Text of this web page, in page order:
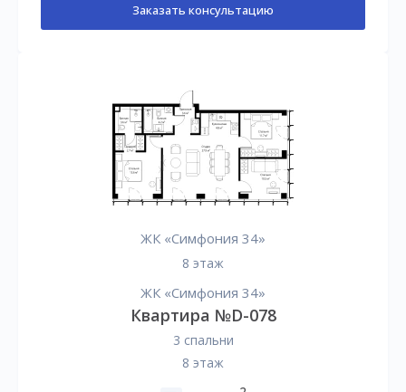
Заказать консультацию
ЖК «Симфония 34»
8 этаж
ЖК «Симфония 34»
Квартира №D-078
3 спальни
8 этаж